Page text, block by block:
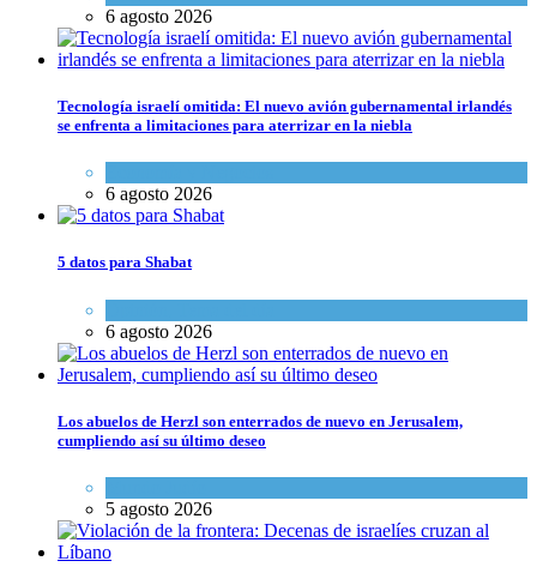
6 agosto 2026
Tecnología israelí omitida: El nuevo avión gubernamental irlandés
se enfrenta a limitaciones para aterrizar en la niebla
6 agosto 2026
5 datos para Shabat
6 agosto 2026
Los abuelos de Herzl son enterrados de nuevo en Jerusalem,
cumpliendo así su último deseo
5 agosto 2026